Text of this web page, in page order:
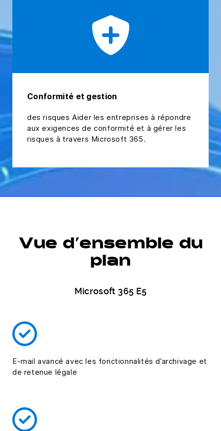
Conformité et gestion
des risques Aider les entreprises à répondre
aux exigences de conformité et à gérer les
risques à travers Microsoft 365.
Vue d’ensemble du
plan
Microsoft 365 E5
E-mail avancé avec les fonctionnalités d’archivage et
de retenue légale